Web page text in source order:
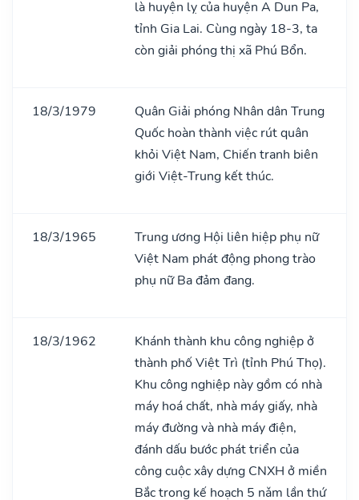
là huyện lỵ của huyện A Dun Pa,
tỉnh Gia Lai. Cùng ngày 18-3, ta
còn giải phóng thị xã Phú Bổn.
18/3/1979
Quân Giải phóng Nhân dân Trung
Quốc hoàn thành việc rút quân
khỏi Việt Nam, Chiến tranh biên
giới Việt-Trung kết thúc.
18/3/1965
Trung ương Hội liên hiệp phụ nữ
Việt Nam phát động phong trào
phụ nữ Ba đảm đang.
18/3/1962
Khánh thành khu công nghiệp ở
thành phố Việt Trì (tỉnh Phú Thọ).
Khu công nghiệp này gồm có nhà
máy hoá chất, nhà máy giấy, nhà
máy đường và nhà máy điện,
đánh dấu bước phát triển của
công cuộc xây dựng CNXH ở miền
Bắc trong kế hoạch 5 nǎm lần thứ